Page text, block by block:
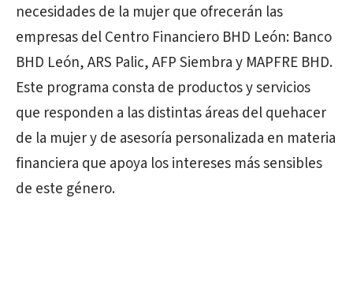
necesidades de la mujer que ofrecerán las
empresas del Centro Financiero BHD León: Banco
BHD León, ARS Palic, AFP Siembra y MAPFRE BHD.
Este programa consta de productos y servicios
que responden a las distintas áreas del quehacer
de la mujer y de asesoría personalizada en materia
financiera que apoya los intereses más sensibles
de este género.